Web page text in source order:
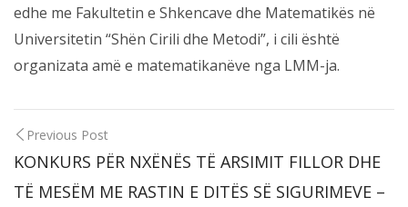
edhe me Fakultetin e Shkencave dhe Matematikës në
Universitetin “Shën Cirili dhe Metodi”, i cili është
organizata amë e matematikanëve nga LMM-ja.
Previous Post
KONKURS PËR NXËNËS TË ARSIMIT FILLOR DHE
TË MESËM ME RASTIN E DITËS SË SIGURIMEVE –